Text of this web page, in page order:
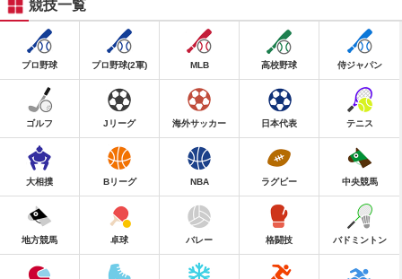
競技一覧
プロ野球 プロ野球(2軍) MLB 高校野球 侍ジャパン
ゴルフ Jリーグ 海外サッカー 日本代表 テニス
大相撲 Bリーグ NBA ラグビー 中央競馬
地方競馬 卓球 バレー 格闘技 バドミントン